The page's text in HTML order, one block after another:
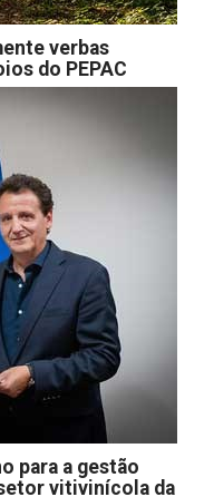
verbas
do PEPAC
para a gestão
vitivinícola da